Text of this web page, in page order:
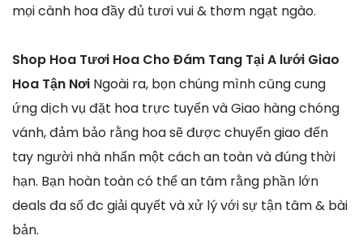
mọi cành hoa đầy đủ tươi vui & thơm ngạt ngào.
Shop Hoa Tươi Hoa Cho Đám Tang Tại A lưới Giao
Hoa Tận Nơi Ngoài ra, bọn chúng mình cũng cung
ứng dịch vụ đặt hoa trực tuyến và Giao hàng chóng
vánh, đảm bảo rằng hoa sẽ được chuyển giao đến
tay người nhà nhấn một cách an toàn và đúng thời
hạn. Bạn hoàn toàn có thể an tâm rằng phần lớn
deals đa số đc giải quyết và xử lý với sự tận tâm & bài
bản.